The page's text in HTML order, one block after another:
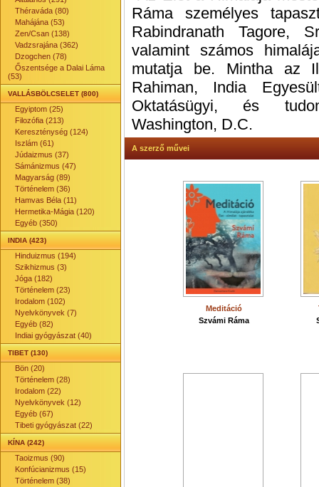
Théraváda (80)
Mahájána (53)
Zen/Csan (138)
Vadzsrajána (362)
Dzogchen (78)
Őszentsége a Dalai Láma
(53)
VALLÁSBÖLCSELET (800)
Egyiptom (25)
Filozófia (213)
Kereszténység (124)
Iszlám (61)
Júdaizmus (37)
Sámánizmus (47)
Magyarság (89)
Történelem (36)
Hamvas Béla (11)
Hermetika-Mágia (120)
Egyéb (350)
INDIA (423)
Hinduizmus (194)
Szikhizmus (3)
Jóga (182)
Történelem (23)
Irodalom (102)
Nyelvkönyvek (7)
Egyéb (82)
Indiai gyógyászat (40)
TIBET (130)
Bön (20)
Történelem (28)
Irodalom (22)
Nyelvkönyvek (12)
Egyéb (67)
Tibeti gyógyászat (22)
KÍNA (242)
Taoizmus (90)
Konfúcianizmus (15)
Történelem (38)
Ráma személyes
Rabindranath Tagore,
valamint számos
mutatja be. Mintha az
Rahiman, India
Oktatásügyi, és
Washington, D.C.
A szerző művei
Meditáció
Szvámi Ráma